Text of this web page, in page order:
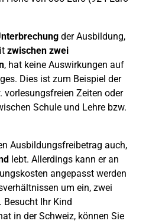
der Ausbildung,
zwischen zwei
, hat keine Auswirkungen auf
Dies ist zum Beispiel der
vorlesungsfreien Zeiten oder
Schule und Lehre bzw.
Ausbildungsfreibetrag auch,
lebt. Allerdings kann er an
angepasst werden
um ein, zwei
Besucht Ihr Kind
in der Schweiz, können Sie